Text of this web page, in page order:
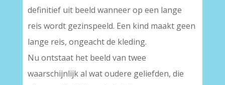
definitief uit beeld wanneer op een lange
reis wordt gezinspeeld. Een kind maakt geen
lange reis, ongeacht de kleding.
Nu ontstaat het beeld van twee
waarschijnlijk al wat oudere geliefden, die